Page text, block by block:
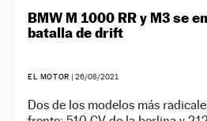
BMW M 1000 RR y M3 se
batalla de drift
EL MOTOR | 26/08/2021
Dos de los modelos más